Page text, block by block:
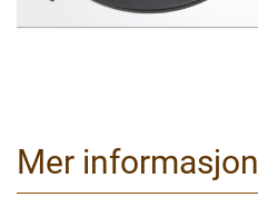
Mer informasjon